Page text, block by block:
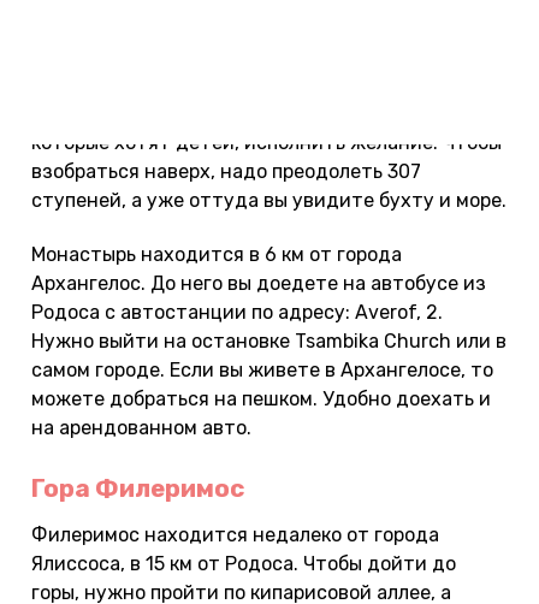
которые хотят детей, исполнить желание. Чтобы
взобраться наверх, надо преодолеть 307
ступеней, а уже оттуда вы увидите бухту и море.
Монастырь находится в 6 км от города
Архангелос. До него вы доедете на автобусе из
Родоса с автостанции по адресу: Averof, 2.
Нужно выйти на остановке Tsambika Church или в
самом городе. Если вы живете в Архангелосе, то
можете добраться на пешком. Удобно доехать и
на арендованном авто.
Гора Филеримос
Филеримос находится недалеко от города
Ялиссоса, в 15 км от Родоса. Чтобы дойти до
горы, нужно пройти по кипарисовой аллее, а